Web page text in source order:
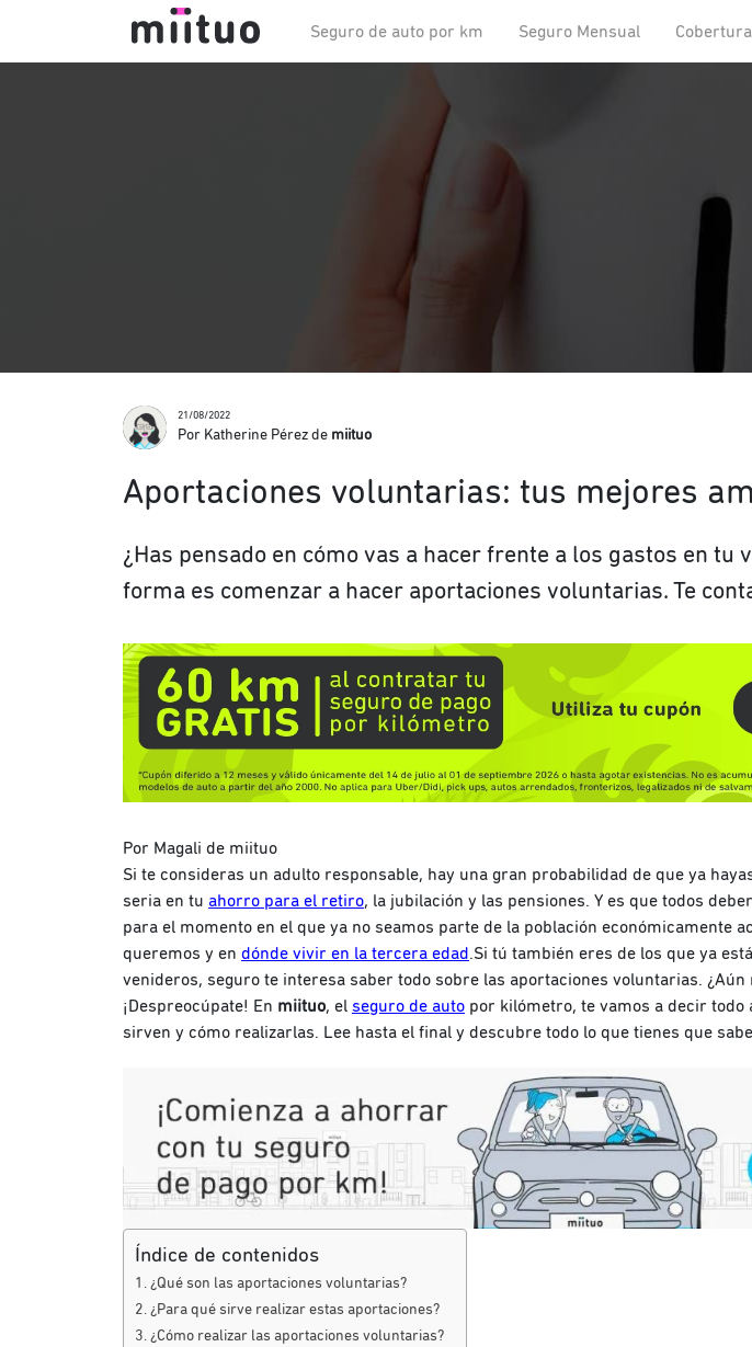
Seguro de auto por km Seguro Mensual
21/08/2022
Por Katherine Pérez de miituo
Aportaciones voluntarias: tus mejores
¿Has pensado en cómo vas a hacer frente a los gastos en tu
forma es comenzar a hacer aportaciones voluntarias. Te
Por Magali de miituo
Si te consideras un adulto responsable, hay una gran probabilidad de que ya
seria en tu ahorro para el retiro, la jubilación y las pensiones. Y es que todos
para el momento en el que ya no seamos parte de la población económicamente
queremos y en dónde vivir en la tercera edad.Si tú también eres de los que ya
venideros, seguro te interesa saber todo sobre las aportaciones voluntarias. ¿Aún
¡Despreocúpate! En miituo, el seguro de auto por kilómetro, te vamos a decir todo
sirven y cómo realizarlas. Lee hasta el final y descubre todo lo que tienes que
Índice de contenidos
¿Qué son las aportaciones voluntarias?
¿Para qué sirve realizar estas aportaciones?
¿Cómo realizar las aportaciones voluntarias?